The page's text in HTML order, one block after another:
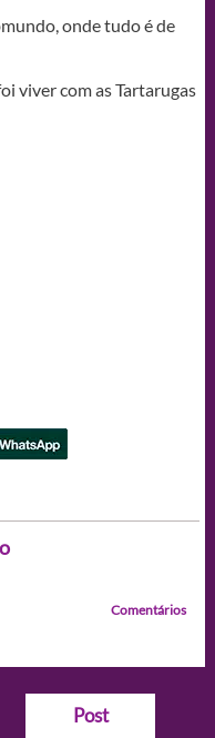
onde tudo é de
viver com as Tartarugas
Comentários
Post